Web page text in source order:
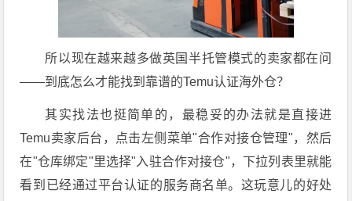
所以现在越来越多做英国半托管模式的卖家都在问
——到底怎么才能找到靠谱的Temu认证海外仓？
其实找法也挺简单的，最稳妥的办法就是直接进
Temu卖家后台，点击左侧菜单"合作对接仓管理"，然后
在"仓库绑定"里选择"入驻合作对接仓"，下拉列表里就能
看到已经通过平台认证的服务商名单。这玩意儿的好处